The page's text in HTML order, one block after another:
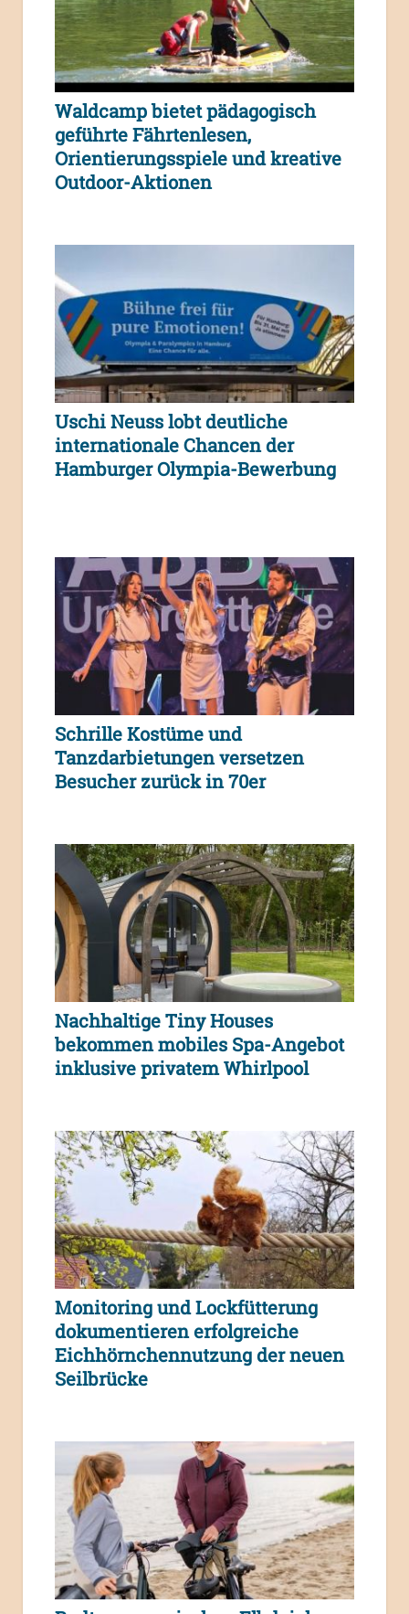
Waldcamp bietet pädagogisch
geführte Fährtenlesen,
Orientierungsspiele und kreative
Outdoor-Aktionen
Uschi Neuss lobt deutliche
internationale Chancen der
Hamburger Olympia-Bewerbung
Schrille Kostüme und
Tanzdarbietungen versetzen
Besucher zurück in 70er
Nachhaltige Tiny Houses
bekommen mobiles Spa-Angebot
inklusive privatem Whirlpool
Monitoring und Lockfütterung
dokumentieren erfolgreiche
Eichhörnchennutzung der neuen
Seilbrücke